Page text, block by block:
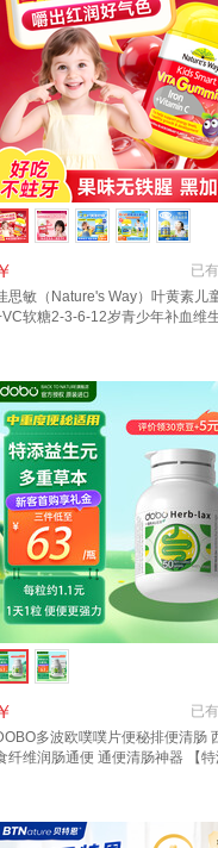
已有
￥
思敏（Nature's Way）叶黄素儿
软糖2-3-6-12岁青少年补血维
已有
￥
多波欧噗噗片便秘排便清肠
纤维润肠通便 通便清肠神器 【